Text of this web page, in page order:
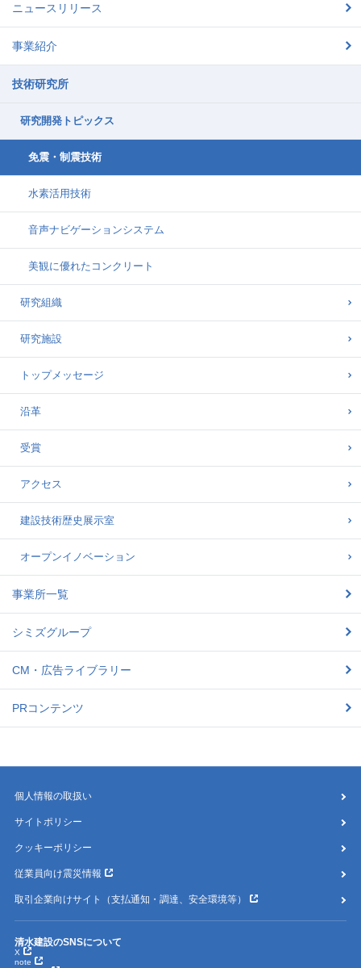
ニュースリリース
事業紹介
技術研究所
研究開発トピックス
免震・制震技術
水素活用技術
音声ナビゲーションシステム
美観に優れたコンクリート
研究組織
研究施設
トップメッセージ
沿革
受賞
アクセス
建設技術歴史展示室
オープンイノベーション
事業所一覧
シミズグループ
CM・広告ライブラリー
PRコンテンツ
個人情報の取扱い
サイトポリシー
クッキーポリシー
従業員向け震災情報
取引企業向けサイト（支払通知・調達、安全環境等）
清水建設のSNSについて
X
note